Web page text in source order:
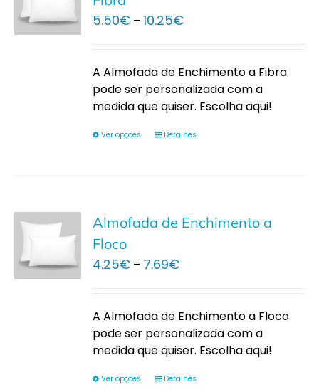
5.50€ – 10.25€Price
through
10.25€
A Almofada de Enchimento a Fibra
pode ser personalizada com a
medida que quiser. Escolha aqui!
Ver opções Detalhes
Almofada de Enchimento a
Floco
4.25€ – 7.69€Price
through
7.69€
A Almofada de Enchimento a Floco
pode ser personalizada com a
medida que quiser. Escolha aqui!
Ver opções Detalhes